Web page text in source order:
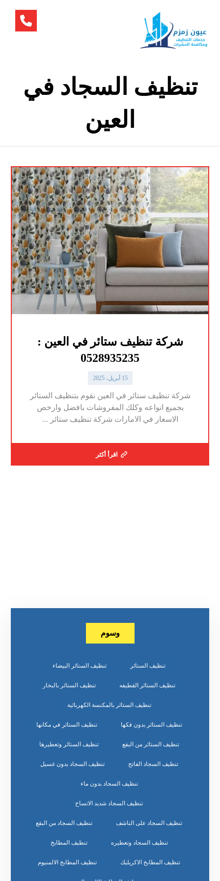
تنظيف السجاد في
العين
شركة تنظيف ستائر في العين :
0528935235
15 أبريل، 2025
شركة تنظيف ستائر في العين نقوم بتنظيف الستائر
بجميع انواعه وكلك المفروشات بافضل وارخص
الاسعار في الامارات شركة تنظيف ستائر ...
اقرأ أكثر
وسوم
تنظيف الستائر تنظيف الستائر البيضاء
تنظيف الستائر القطيفه تنظيف الستائر بالبخار
تنظيف الستائر بالمكنسة الكهربائية
تنظيف الستائر بدون فكها تنظيف الستائر في مكانها
تنظيف الستائر من البقع تنظيف الستائر وتعطيرها
تنظيف السجاد الفاتح تنظيف السجاد بدون غسيل
تنظيف السجاد بدون ماء
تنظيف السجاد شديد الاتساخ
تنظيف السجاد على الناشف تنظيف السجاد من البقع
تنظيف السجاد وتعطيره تنظيف المطابخ
تنظيف المطابخ الاكريليك تنظيف المطابخ الالمنيوم